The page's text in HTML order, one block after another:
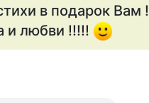
в подарок Вам !
и любви !!!!!